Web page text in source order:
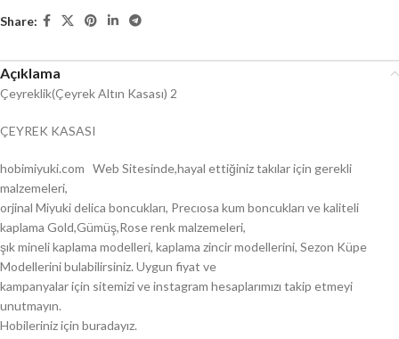
Share:
Açıklama
Çeyreklik(Çeyrek Altın Kasası) 2
ÇEYREK KASASI
hobimiyuki.com Web Sitesinde,hayal ettiğiniz takılar için gerekli
malzemeleri,
orjinal Miyuki delica boncukları, Precıosa kum boncukları ve kaliteli
kaplama Gold,Gümüş,Rose renk malzemeleri,
şık mineli kaplama modelleri, kaplama zincir modellerini, Sezon Küpe
Modellerini bulabilirsiniz. Uygun fiyat ve
kampanyalar için sitemizi ve instagram hesaplarımızı takip etmeyi
unutmayın.
Hobileriniz için buradayız.